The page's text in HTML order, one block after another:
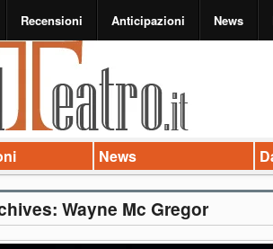
Recensioni Anticipazioni News
News
Wayne Mc Gregor